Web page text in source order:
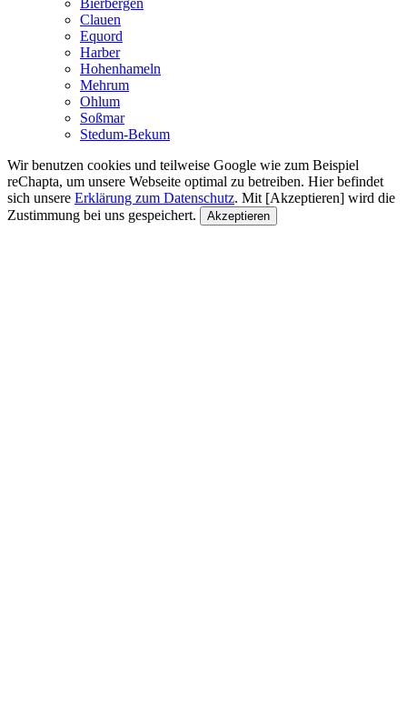
Clauen
Equord
Harber
Hohenhameln
Mehrum
Ohlum
Soßmar
Stedum-Bekum
Wir benutzen cookies und teilweise Google wie zum Beispiel
reChapta, um unsere Webseite optimal zu betreiben. Hier befindet
sich unsere Erklärung zum Datenschutz. Mit [Akzeptieren] wird die
Zustimmung bei uns gespeichert.
Akzeptieren